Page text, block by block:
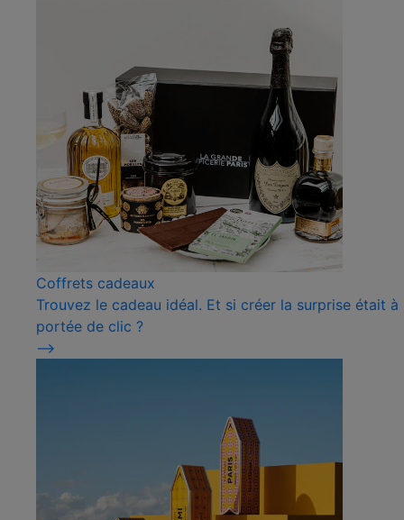
Coffrets cadeaux
Trouvez le cadeau idéal. Et si créer la surprise était à
portée de clic ?
⟶